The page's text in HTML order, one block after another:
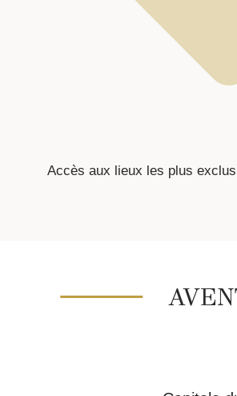
Accès aux lieux les plus